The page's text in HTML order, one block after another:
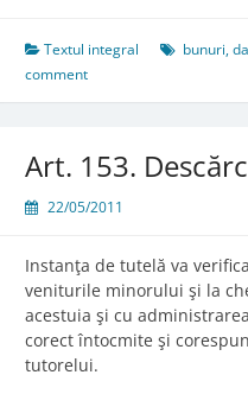
de
Textul integral bunuri,
comment
Art. 153.
22/05/2011
Instanţa de tutelă va
veniturile minorului şi la
acestuia şi cu
corect întocmite şi
tutorelui.